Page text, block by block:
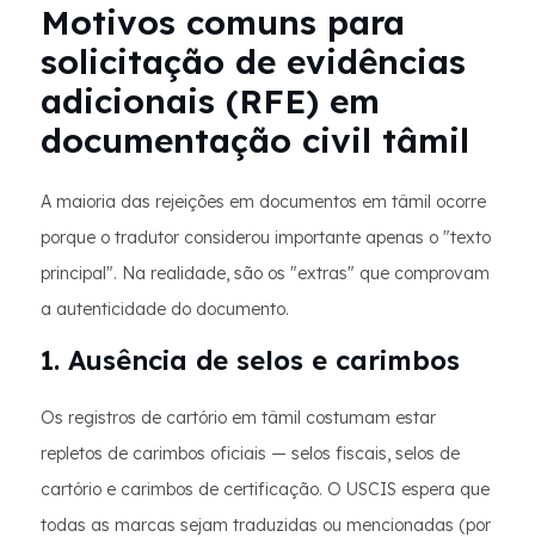
Motivos comuns para
solicitação de evidências
adicionais (RFE) em
documentação civil tâmil
A maioria das rejeições em documentos em tâmil ocorre
porque o tradutor considerou importante apenas o "texto
principal". Na realidade, são os "extras" que comprovam
a autenticidade do documento.
1. Ausência de selos e carimbos
Os registros de cartório em tâmil costumam estar
repletos de carimbos oficiais — selos fiscais, selos de
cartório e carimbos de certificação. O USCIS espera que
todas as marcas sejam traduzidas ou mencionadas (por